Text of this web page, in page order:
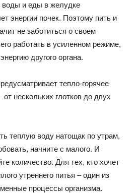
воды и еды в желудке
энергии почек. Поэтому пить и
не заботиться о своем
работать в усиленном режиме,
другого органа.
тепло-горячее
нескольких глотков до двух
теплую воду натощак по утрам,
начните с малого. И
количество. Для тех, кто хочет
утреннего питья – один из
процессы организма.